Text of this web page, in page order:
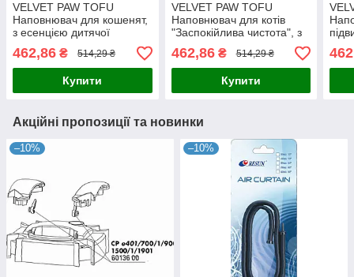
VELVET PAW TOFU
Наповнювач для кошенят,
з есенцією дитячої
присипки, гранули 1.5 мм,
6 л/2,6 кг, Оригінал
462,86 ₴ 514,29 ₴
Купити
VELVET PAW TOFU
Наповнювач для котів
"Заспокійлива чистота", з
есенцією весняних квітів,
гранули 1.5 мм, 6 л/2,6 кг,
Оригінал
462,86₴ 514,29 ₴
Купити
Акційні пропозиції та новинки
–10% –10%